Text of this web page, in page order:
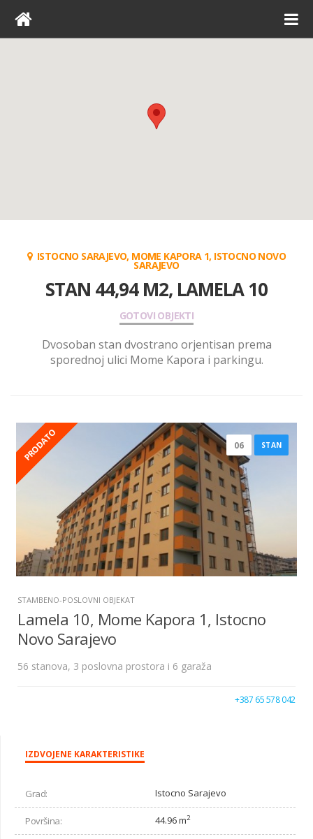
ISTOCNO SARAJEVO, MOME KAPORA 1, ISTOCNO NOVO
SARAJEVO
STAN 44,94 M2, LAMELA 10
GOTOVI OBJEKTI
Dvosoban stan dvostrano orjentisan prema
sporednoj ulici Mome Kapora i parkingu.
PRODATO 06 STAN
STAMBENO-POSLOVNI OBJEKAT
Lamela 10, Mome Kapora 1, Istocno
Novo Sarajevo
56 stanova, 3 poslovna prostora i 6 garaža
+387 65 578 042
IZDVOJENE KARAKTERISTIKE
Grad: Istocno Sarajevo
Površina: 44.96 m2